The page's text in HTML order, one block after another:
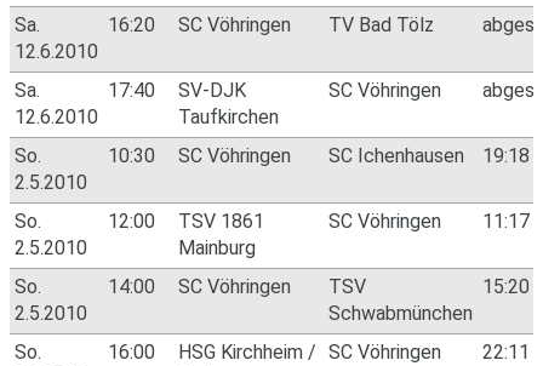
Sa.
12.6.2010
16:20 SC Vöhringen TV Bad Tölz
Sa.
12.6.2010
17:40
SV-DJK
Taufkirchen
SC Vöhringen
So.
2.5.2010
10:30 SC Vöhringen SC Ichenhausen 19:18
So.
2.5.2010
12:00
TSV 1861
Mainburg
SC Vöhringen 11:17
So.
2.5.2010
14:00 SC Vöhringen
TSV
Schwabmünchen
15:20
So.
16:00
HSG Kirchheim / SC Vöhringen 22:11